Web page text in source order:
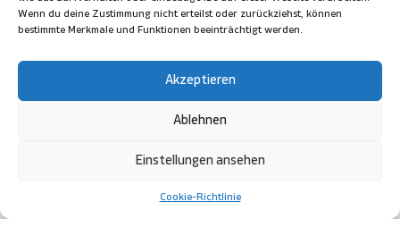
Wenn du deine Zustimmung nicht erteilst oder zurückziehst, können
bestimmte Merkmale und Funktionen beeinträchtigt werden.
Akzeptieren
Ablehnen
Einstellungen ansehen
Cookie-Richtlinie
© 2026 | Volkstheater Wädenswil
Kontakt | Impressum